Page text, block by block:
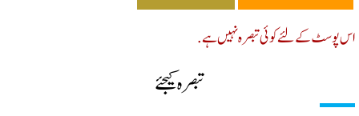
کے لئے کوئی تبصرہ نہیں ہے.
تبصرہ کیجئے